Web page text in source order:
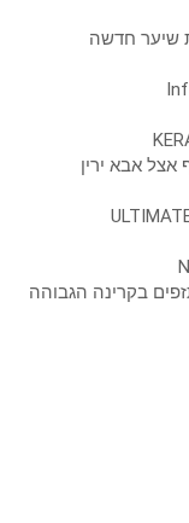
שיער חדשה
אבא ירין
בקרינה הגבוהה